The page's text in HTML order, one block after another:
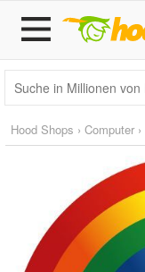
Hood Shops › Computer ›